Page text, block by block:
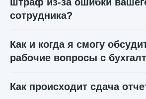
сотрудника?
Как и когда я смогу
рабочие вопросы с
Как происходит сдача